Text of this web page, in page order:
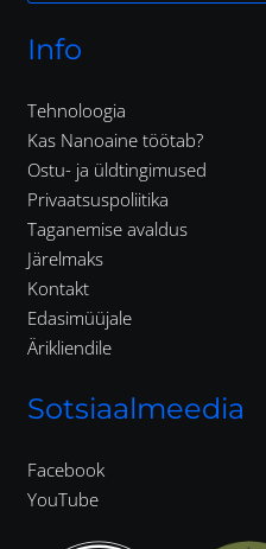
Info
Tehnoloogia
Kas Nanoaine töötab?
Ostu- ja üldtingimused
Privaatsuspoliitika
Taganemise avaldus
Järelmaks
Kontakt
Edasimüüjale
Ärikliendile
Sotsiaalmeedia
Facebook
YouTube